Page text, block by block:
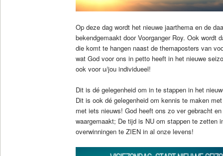
Op deze dag wordt het nieuwe jaarthema en de
bekendgemaakt door Voorganger Roy. Ook wordt
die komt te hangen naast de themaposters van
wat God voor ons in petto heeft in het nieuwe
ook voor u/jou individueel!
Dit is dé gelegenheid om in te stappen in het
Dit is ook dé gelegenheid om kennis te maken
met iets nieuws! God heeft ons zo ver gebracht
waargemaakt; De tijd is NU om stappen te zetten
overwinningen te ZIEN in al onze levens!